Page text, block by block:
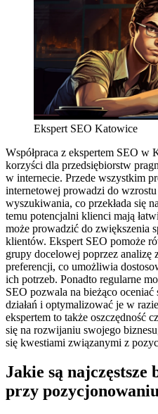
Ekspert SEO Katowice
Współpraca z ekspertem SEO w
korzyści dla przedsiębiorstw
w internecie. Przede wszystkim
internetowej prowadzi do
wyszukiwania, co przekłada się
temu potencjalni klienci mają
może prowadzić do zwiększenia
klientów. Ekspert SEO pomoże
grupy docelowej poprzez
preferencji, co umożliwia
ich potrzeb. Ponadto regularne
SEO pozwala na bieżąco
działań i optymalizować je w
ekspertem to także oszczędność
się na rozwijaniu swojego
się kwestiami związanymi z
Jakie są najczęstsze
przy